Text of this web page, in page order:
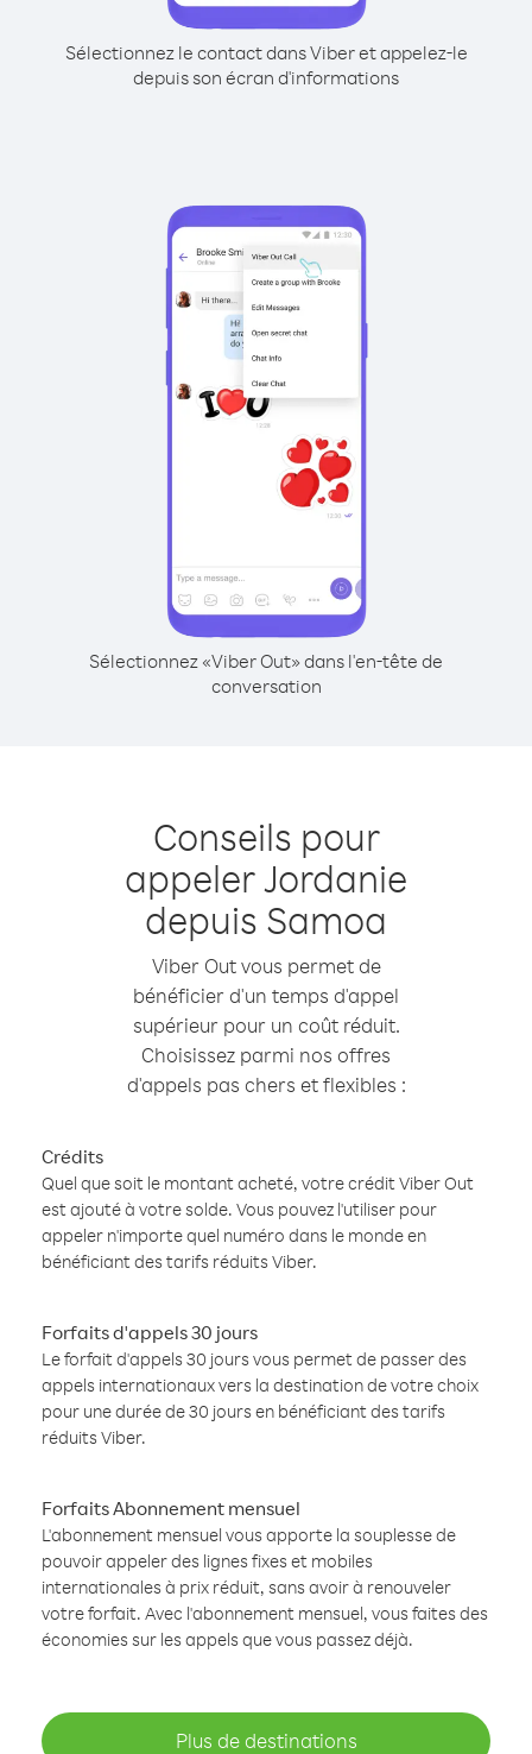
Sélectionnez le contact dans Viber et appelez-le
depuis son écran d'informations
Sélectionnez «Viber Out» dans l'en-tête de
conversation
Conseils pour
appeler Jordanie
depuis Samoa
Viber Out vous permet de
bénéficier d'un temps d'appel
supérieur pour un coût réduit.
Choisissez parmi nos offres
d'appels pas chers et flexibles :
Crédits
Quel que soit le montant acheté, votre crédit Viber Out
est ajouté à votre solde. Vous pouvez l'utiliser pour
appeler n'importe quel numéro dans le monde en
bénéficiant des tarifs réduits Viber.
Forfaits d'appels 30 jours
Le forfait d'appels 30 jours vous permet de passer des
appels internationaux vers la destination de votre choix
pour une durée de 30 jours en bénéficiant des tarifs
réduits Viber.
Forfaits Abonnement mensuel
L'abonnement mensuel vous apporte la souplesse de
pouvoir appeler des lignes fixes et mobiles
internationales à prix réduit, sans avoir à renouveler
votre forfait. Avec l'abonnement mensuel, vous faites des
économies sur les appels que vous passez déjà.
Plus de destinations